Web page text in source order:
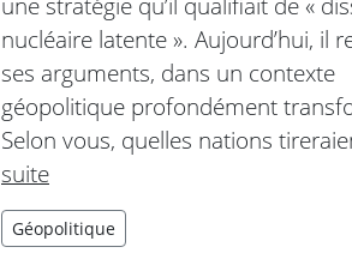
nucléaire latente ». Aujourd’hui, il
ses arguments, dans un contexte
géopolitique profondément
Selon vous, quelles nations
suite
Géopolitique